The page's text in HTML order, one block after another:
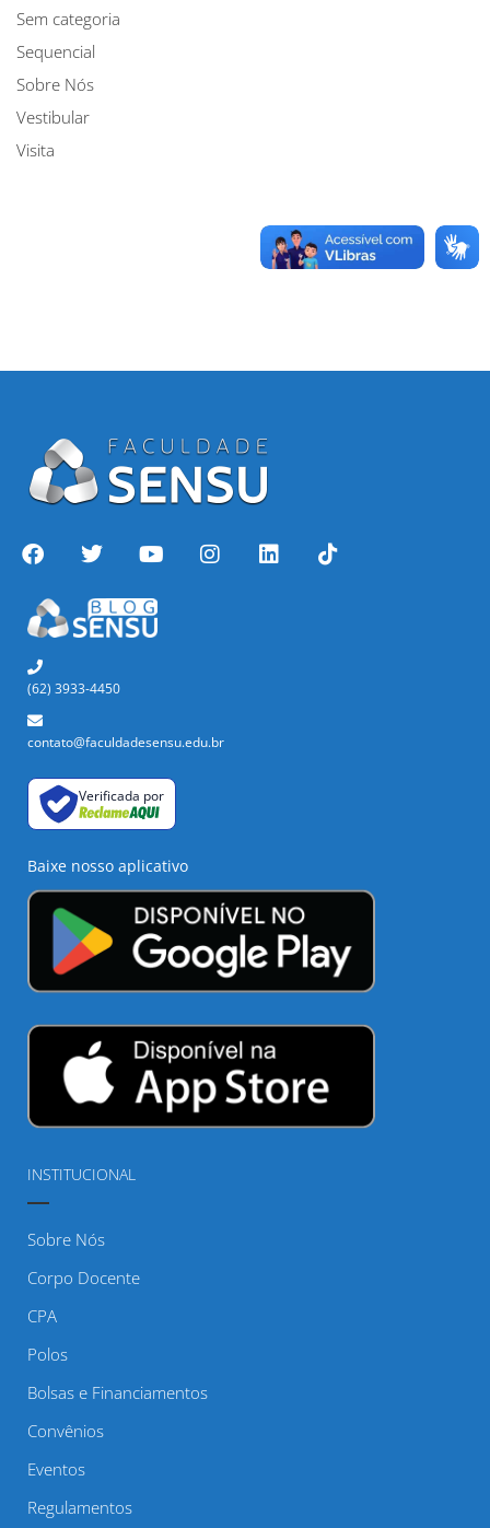
Sem categoria
Sequencial
Sobre Nós
Vestibular
Visita
(62) 3933-4450
contato@faculdadesensu.edu.br
Verificada por
Baixe nosso aplicativo
INSTITUCIONAL
Sobre Nós
Corpo Docente
CPA
Polos
Bolsas e Financiamentos
Convênios
Eventos
Regulamentos